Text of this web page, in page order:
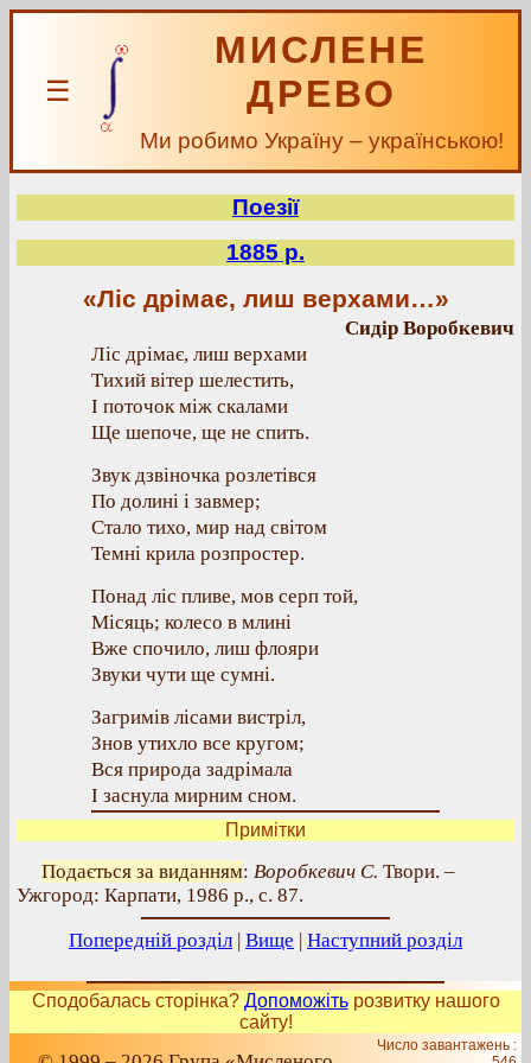
☰
МИСЛЕНЕ
ДРЕВО
Ми робимо Україну – українською!
Поезії
1885 р.
«Ліс дрімає, лиш верхами…»
Сидір Воробкевич
Ліс дрімає, лиш верхами
Тихий вітер шелестить,
І поточок між скалами
Ще шепоче, ще не спить.
Звук дзвіночка розлетівся
По долині і завмер;
Стало тихо, мир над світом
Темні крила розпростер.
Понад ліс пливе, мов серп той,
Місяць; колесо в млині
Вже спочило, лиш флояри
Звуки чути ще сумні.
Загримів лісами вистріл,
Знов утихло все кругом;
Вся природа задрімала
І заснула мирним сном.
Примітки
Подається за виданням: Воробкевич С. Твори. –
Ужгород: Карпати, 1986 р., с. 87.
Попередній розділ | Вище | Наступний розділ
Сподобалась сторінка? Допоможітьрозвитку нашого
сайту!
Число завантажень :